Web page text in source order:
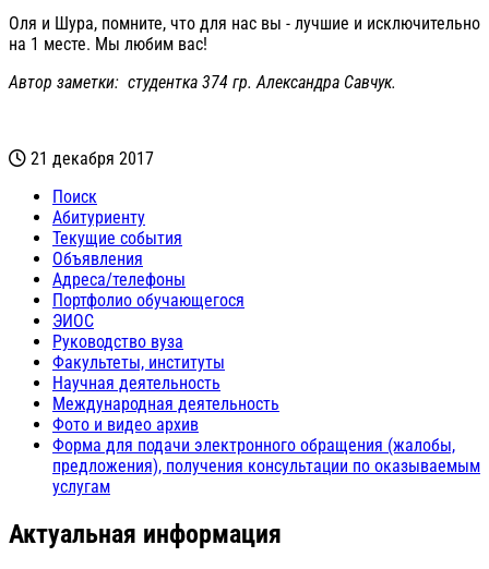
Оля и Шура, помните, что для нас вы - лучшие и исключительно
на 1 месте. Мы любим вас!
Автор заметки: студентка 374 гр.Александра Савчук.
21 декабря 2017
Поиск
Абитуриенту
Текущие события
Объявления
Адреса/телефоны
Портфолио обучающегося
ЭИОС
Руководство вуза
Факультеты, институты
Научная деятельность
Международная деятельность
Фото и видео архив
Форма для подачи электронного обращения (жалобы,
предложения), получения консультации по оказываемым
услугам
Актуальная информация